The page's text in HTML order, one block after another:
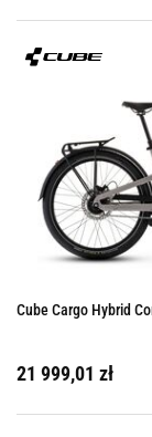
Cube Cargo Hybrid
21 999,01 zł